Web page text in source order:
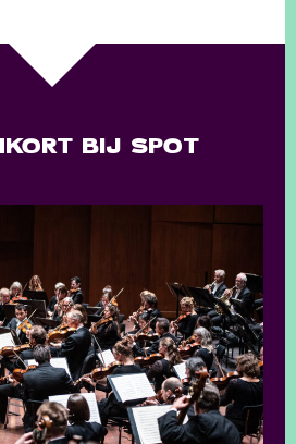
BIJ SPOT